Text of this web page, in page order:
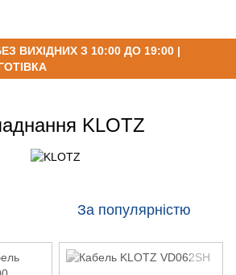
ВИХІДНИХ З 10:00 ДО 19:00 |
KLOTZ
За популярністю